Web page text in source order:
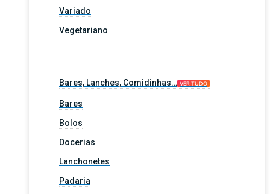
Variado
Vegetariano
Bares, Lanches, Comidinhas… VER TUDO
Bares
Bolos
Docerias
Lanchonetes
Padaria